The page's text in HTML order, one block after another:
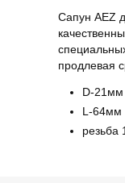
Сапун AEZ
продлевая
D-21мм
L-64мм
резьба